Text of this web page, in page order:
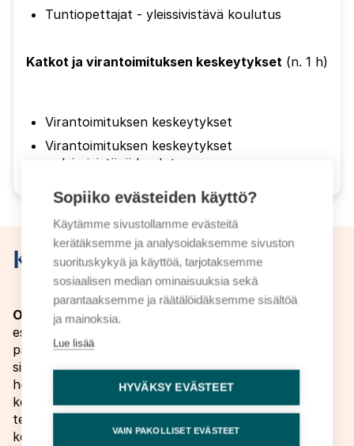
Tuntiopettajat - yleissivistävä koulutus
Katkot ja virantoimituksen keskeytykset(n. 1 h)
Virantoimituksen keskeytykset
Virantoimituksen keskeytykset
- yleissivistävä koulutus
Kenelle?
OVTES-perusteet -verkkokurssi
esimerkiksi esihenkilötehtävissä toimiville,
palkanlaskennassa työskenteleville henkilöille,
sihteereille tai henkilöstöhallinnossa toimiville
henkilöille, jotka soveltavat OVTESia (yleissivistävä
koulutus) työssään. Kurssi sopii erinomaisesti vasta
tehtävissään aloittaneille, joilla ei ole vielä vahvaa
kokemusta OVTESista.
Sopiiko evästeiden käyttö?
Käytämme sivustollamme evästeitä
kerätäksemme ja analysoidaksemme sivuston
suorituskykyä ja käyttöä, tarjotaksemme
sosiaalisen median ominaisuuksia sekä
parantaaksemme ja räätälöidäksemme sisältöä
ja mainoksia.
Lue lisää
HYVÄKSY EVÄSTEET
VAIN PAKOLLISET EVÄSTEET